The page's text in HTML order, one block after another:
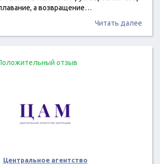
а возвращение…
Читать далее
отзыв
Центральное агентство